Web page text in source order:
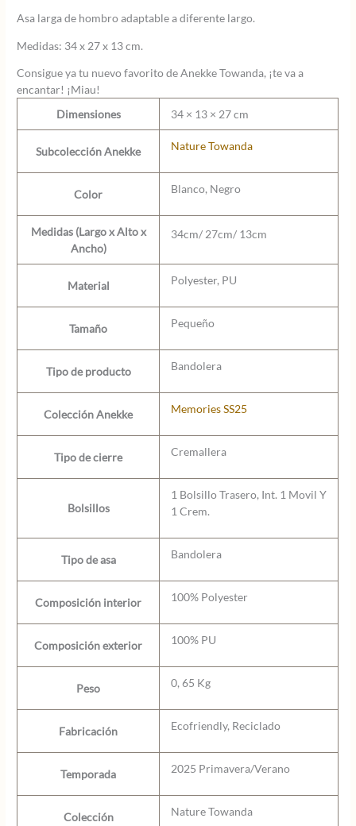
Asa larga de hombro adaptable a diferente largo.
Medidas: 34 x 27 x 13 cm.
Consigue ya tu nuevo favorito de Anekke Towanda, ¡te va a
encantar! ¡Miau!
Dimensiones
34 × 13 × 27 cm
Subcolección Anekke Nature Towanda
Color Blanco, Negro
Medidas (Largo x Alto x
Ancho)
34cm/ 27cm/ 13cm
Material Polyester, PU
Tamaño Pequeño
Tipo de producto Bandolera
Colección Anekke Memories SS25
Tipo de cierre Cremallera
Bolsillos
1 Bolsillo Trasero, Int. 1 Movil Y
1 Crem.
Tipo de asa Bandolera
Composición interior 100% Polyester
Composición exterior 100% PU
Peso 0, 65 Kg
Fabricación Ecofriendly, Reciclado
Temporada 2025 Primavera/Verano
Colección Nature Towanda